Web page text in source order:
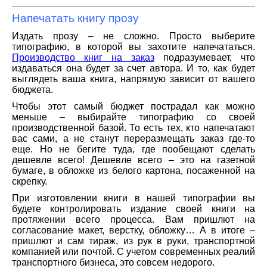
Напечатать книгу прозу
Издать прозу – не сложно. Просто выберите
типографию, в которой вы захотите напечататься.
Производство книг на заказ подразумевает, что
издаваться она будет за счет автора. И то, как будет
выглядеть ваша книга, напрямую зависит от вашего
бюджета.
Чтобы этот самый бюджет пострадал как можно
меньше – выбирайте типографию со своей
производственной базой. То есть тех, кто напечатают
вас сами, а не станут переразмещать заказ где-то
еще. Но не бегите туда, где пообещают сделать
дешевле всего! Дешевле всего – это на газетной
бумаге, в обложке из белого картона, посаженной на
скрепку.
При изготовлении книги в нашей типографии вы
будете контролировать издание своей книги на
протяжении всего процесса. Вам пришлют на
согласование макет, верстку, обложку… А в итоге –
пришлют и сам тираж, из рук в руки, транспортной
компанией или почтой. С учетом современных реалий
транспортного бизнеса, это совсем недорого.